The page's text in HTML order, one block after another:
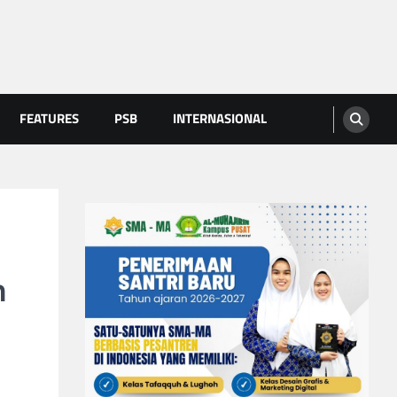
FEATURES PSB INTERNASIONAL